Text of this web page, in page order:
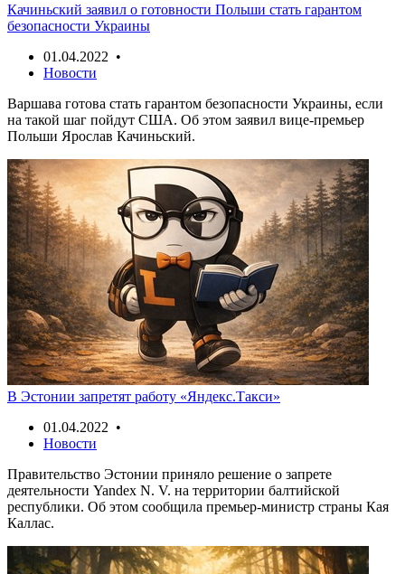
Качиньский заявил о готовности Польши стать гарантом
безопасности Украины
01.04.2022 •
Новости
Варшава готова стать гарантом безопасности Украины, если
на такой шаг пойдут США. Об этом заявил вице-премьер
Польши Ярослав Качиньский.
В Эстонии запретят работу «Яндекс.Такси»
01.04.2022 •
Новости
Правительство Эстонии приняло решение о запрете
деятельности Yandex N. V. на территории балтийской
республики. Об этом сообщила премьер-министр страны Кая
Каллас.